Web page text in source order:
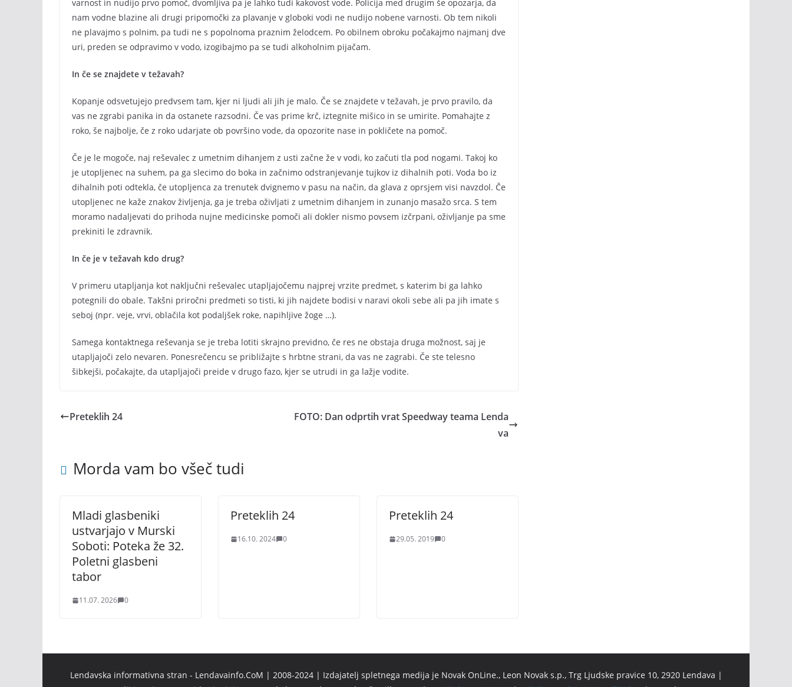
varnost in nudijo prvo pomoč, dvomljiva pa je lahko tudi kakovost vode. Policija med drugim še opozarja, da
nam vodne blazine ali drugi pripomočki za plavanje v globoki vodi ne nudijo nobene varnosti. Ob tem nikoli
ne plavajmo s polnim, pa tudi ne s popolnoma praznim želodcem. Po obilnem obroku počakajmo najmanj dve
uri, preden se odpravimo v vodo, izogibajmo pa se tudi alkoholnim pijačam.
In če se znajdete v težavah?
Kopanje odsvetujejo predvsem tam, kjer ni ljudi ali jih je malo. Če se znajdete v težavah, je prvo pravilo, da
vas ne zgrabi panika in da ostanete razsodni. Če vas prime krč, iztegnite mišico in se umirite. Pomahajte z
roko, še najbolje, če z roko udarjate ob površino vode, da opozorite nase in pokličete na pomoč.
Če je le mogoče, naj reševalec z umetnim dihanjem z usti začne že v vodi, ko začuti tla pod nogami. Takoj ko
je utopljenec na suhem, pa ga slecimo do boka in začnimo odstranjevanje tujkov iz dihalnih poti. Voda bo iz
dihalnih poti odtekla, če utopljenca za trenutek dvignemo v pasu na način, da glava z oprsjem visi navzdol. Če
utopljenec ne kaže znakov življenja, ga je treba oživljati z umetnim dihanjem in zunanjo masažo srca. S tem
moramo nadaljevati do prihoda nujne medicinske pomoči ali dokler nismo povsem izčrpani, oživljanje pa sme
prekiniti le zdravnik.
In če je v težavah kdo drug?
V primeru utapljanja kot naključni reševalec utapljajočemu najprej vrzite predmet, s katerim bi ga lahko
potegnili do obale. Takšni priročni predmeti so tisti, ki jih najdete bodisi v naravi okoli sebe ali pa jih imate s
seboj (npr. veje, vrvi, oblačila kot podaljšek roke, napihljive žoge …).
Samega kontaktnega reševanja se je treba lotiti skrajno previdno, če res ne obstaja druga možnost, saj je
utapljajoči zelo nevaren. Ponesrečencu se približajte s hrbtne strani, da vas ne zagrabi. Če ste telesno
šibkejši, počakajte, da utapljajoči preide v drugo fazo, kjer se utrudi in ga lažje vodite.
Preteklih 24
FOTO: Dan odprtih vrat Speedway teama Lenda
va
Morda vam bo všeč tudi
Mladi glasbeniki
ustvarjajo v Murski
Soboti: Poteka že 32.
Poletni glasbeni
tabor
11.07. 2026 0
Preteklih 24
16.10. 2024 0
Preteklih 24
29.05. 2019 0
Lendavska informativna stran - Lendavainfo.CoM | 2008-2024 | Izdajatelj spletnega medija je Novak OnLine., Leon Novak s.p., Trg Ljudske pravice 10, 2920 Lendava |